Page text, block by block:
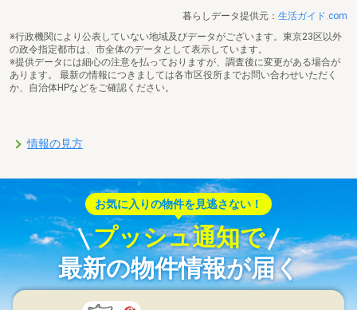
暮らしデータ提供元： 生活ガイド.com
※行政機関により公表していない地域及びデータがございます。東京23区以外
の政令指定都市は、市全体のデータとして表示しています。
※提供データには細心の注意を払っておりますが、調査後に変更がある場合が
あります。 最新の情報につきましては各市区役所までお問い合わせいただく
か、自治体HPなどをご確認ください。
情報の見方
お気に入りの物件を見逃さない！
プッシュ通知で
最新の物件情報が届く